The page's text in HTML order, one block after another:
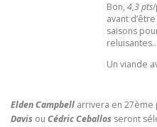
Bon, 4,3 pts
avant
saisons
reluisantes…
Un viande
Elden Campbell arrivera en 27ème
Davis ou Cédric Ceballos seront